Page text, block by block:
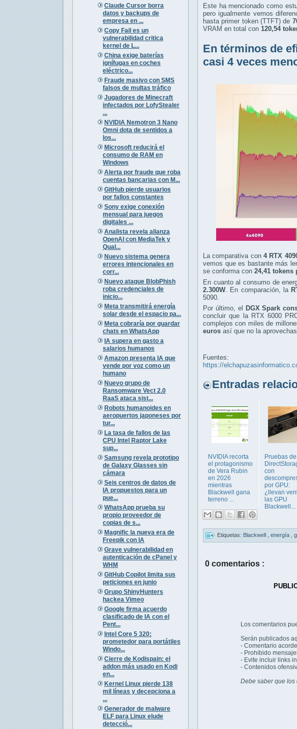
Claude Cursor borra
datos y backups de
empresa en ...
Copy Fail es un
vulnerabilidad critica
kernel de L...
China exige baterías
ignífugas en coches
eléctrico...
Fraude masivo con SMS
falsos de multas tráfico
Jugadores de Minecraft
infectados por LofyStealer
...
NVIDIA Nemotron 3 Nano
Omni dota de sentidos a
los...
Microsoft reducirá el
consumo de RAM en
Windows
Alerta por fraude que roba
cuentas bancarias con M...
GitHub pierde usuarios
por fallos constantes
Sony exige conexión
mensual para juegos
digitales ...
Analista revela alianza
OpenAI con MediaTek y
Qual...
Nuevo sistema genera
errores intencionales en
corr...
Nuevo ataque BlobPhish
roba credenciales de
inicio...
Meta transmitirá energía
solar desde el espacio pa...
Meta cobraría por guardar
chats en WhatsApp
IA supera en gasto a
salarios humanos
Amazon presenta IA que
vende por voz como un
humano
Nuevo grupo de
Ransomware Vect 2.0
RaaS ataca sist...
Robots humanoides en
aeropuertos japoneses por
tur...
La tasa de fallos de las
CPU Intel Raptor Lake
sup...
Samsung revela prototipo
de Galaxy Glasses sin
cámara
Seis centros de datos de
IA propuestos para un
pue...
WhatsApp prueba su
propio proveedor de
copias de s...
Magnific la nueva era de
Freepik con IA
Grave vulnerabilidad en
autenticación de cPanel y
WHM
GitHub Copilot limita sus
peticiones en junio
Grupo ShinyHunters
hackea Vimeo
Google firma acuerdo
clasificado de IA con el
Pent...
Intel Core 5 320:
prometedor para portátiles
Windo...
Cierre de Kodispain: el
addon más usado en Kodi
en...
Kernel Linux pierde 138
mil líneas y decepciona a
...
Generador de malware
ELF para Linux elude
detecció...
Este ha mencionado como
pero igualmente vemos
hasta primer token (TTFT) de
VRAM en total con 120,54
En términos de
casi 4 veces
La comparativa con 4 RTX
vemos que es bastante más
se conforma con 24,41 tokens
En cuanto al consumo de
2.300W . En comparación, la
5090.
Por último, el
DGX Spark
concluir que la RTX 6000
complejos con miles de
euros así que no la
Fuentes:
https://
Entradas
NVIDIA recorta
el protagonismo
de Vera Rubin
en 2026
mientras
Blackwell gana
terreno ...
Pruebas de
con
por GPU:
¿llevan
las GPU
Blackwell...
Etiquetas: Blackwell energía
0 comentarios :
Los comentarios
Serán publicados
- Comentario
- Prohibido
- Evite incluir links
- Contenidos
Debe saber que los